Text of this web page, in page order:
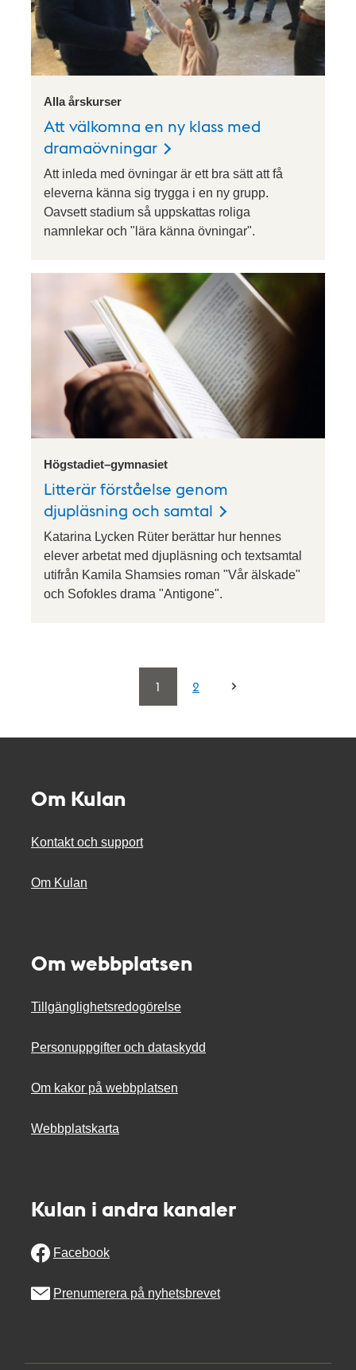
Alla årskurser
Att välkomna en ny klass med
dramaövningar
Att inleda med övningar är ett bra sätt att få
eleverna känna sig trygga i en ny grupp.
Oavsett stadium så uppskattas roliga
namnlekar och "lära känna övningar".
Högstadiet–gymnasiet
Litterär förståelse genom
djupläsning och samtal
Katarina Lycken Rüter berättar hur hennes
elever arbetat med djupläsning och textsamtal
utifrån Kamila Shamsies roman "Vår älskade"
och Sofokles drama "Antigone".
1 2
Om Kulan
Kontakt och support
Om Kulan
Om webbplatsen
Tillgänglighetsredogörelse
Personuppgifter och dataskydd
Om kakor på webbplatsen
Webbplatskarta
Kulan i andra kanaler
Facebook
Prenumerera på nyhetsbrevet